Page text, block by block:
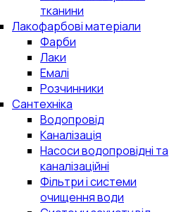
тканини
Лакофарбові матеріали
Фарби
Лаки
Емалі
Розчинники
Сантехніка
Водопровід
Каналізація
Насоси водопровідні та
каналізаційні
Фільтри і системи
очищення води